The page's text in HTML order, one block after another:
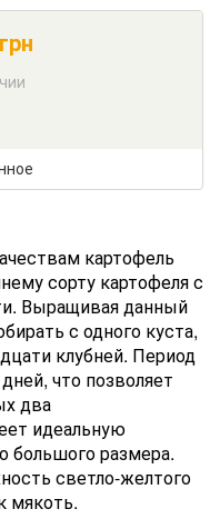
картофель
сорту картофеля с
Выращивая данный
с одного куста,
клубней. Период
что позволяет
два
идеальную
большого размера.
светло-желтого
мякоть.